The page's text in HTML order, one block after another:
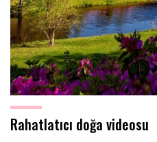
Rahatlatıcı doğa videosu